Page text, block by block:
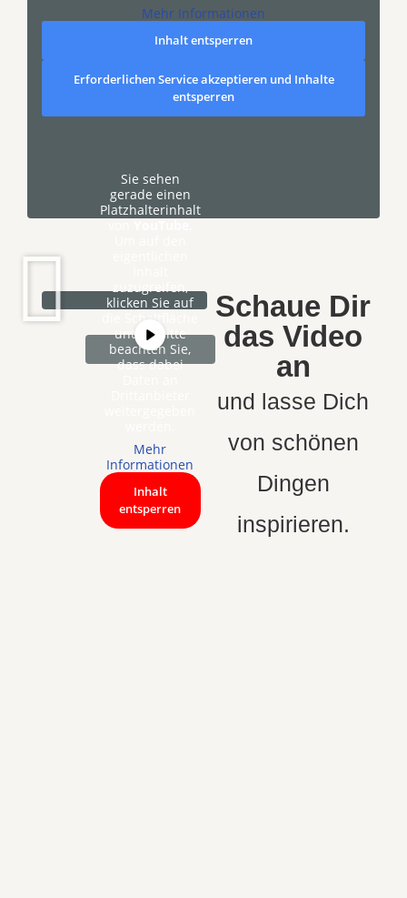
Mehr Informationen
Inhalt entsperren
Erforderlichen Service akzeptieren und Inhalte
entsperren
Sie sehen
gerade einen
Platzhalterinhalt
klicken Sie auf
unten. Bitte
beachten Sie,
dass dabei
Mehr
Informationen
Inhalt
entsperren
Schaue Dir
das Video
an
und lasse Dich
von schönen
Dingen
inspirieren.